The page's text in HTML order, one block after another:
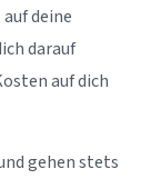
deine
darauf
auf dich
gehen stets